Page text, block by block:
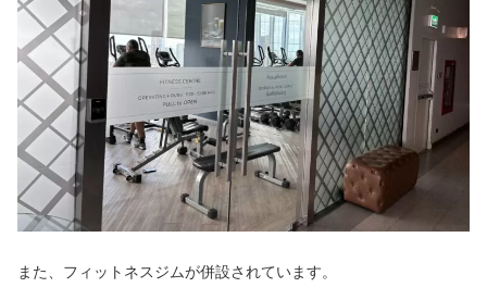
また、フィットネスジムが併設されています。